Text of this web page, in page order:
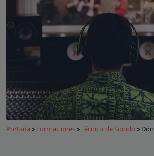
Portada » Formaciones»Técnico de Sonido »